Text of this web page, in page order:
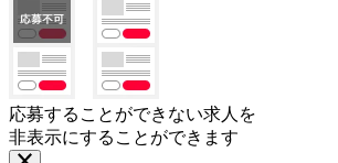
応募することができない求人を
非表示にすることができます